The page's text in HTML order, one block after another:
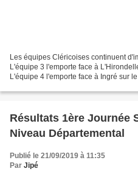
Les équipes Cléricoises continuent
L'équipe 3 l'emporte face à
L'équipe 4 l'emporte face à Ingré sur
Résultats 1ère Journée
Niveau Départemental
Publié le 21/09/2019 à 11:35
Par Jipé